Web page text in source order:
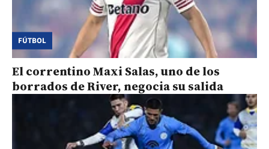
FÚTBOL
El correntino Maxi Salas, uno de los
borrados de River, negocia su salida